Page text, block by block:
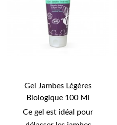
Gel Jambes Légères
Biologique 100 Ml
Ce gel est idéal pour